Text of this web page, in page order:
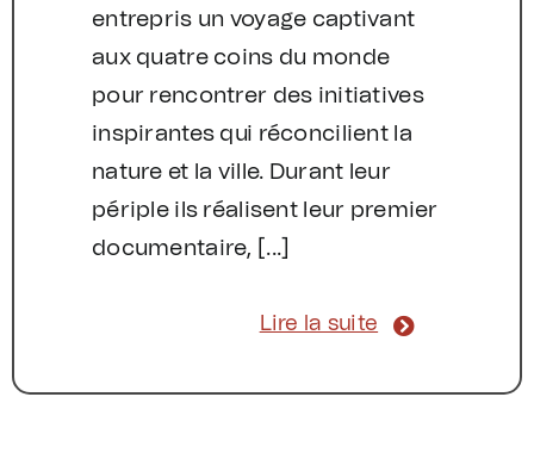
entrepris un voyage captivant
aux quatre coins du monde
pour rencontrer des initiatives
inspirantes qui réconcilient la
nature et la ville. Durant leur
périple ils réalisent leur premier
documentaire, [...]
Lire la suite